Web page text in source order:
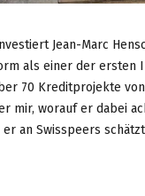
Jean-Marc
als einer der ersten
70 Kreditprojekte von
mir, worauf er dabei
an Swisspeers